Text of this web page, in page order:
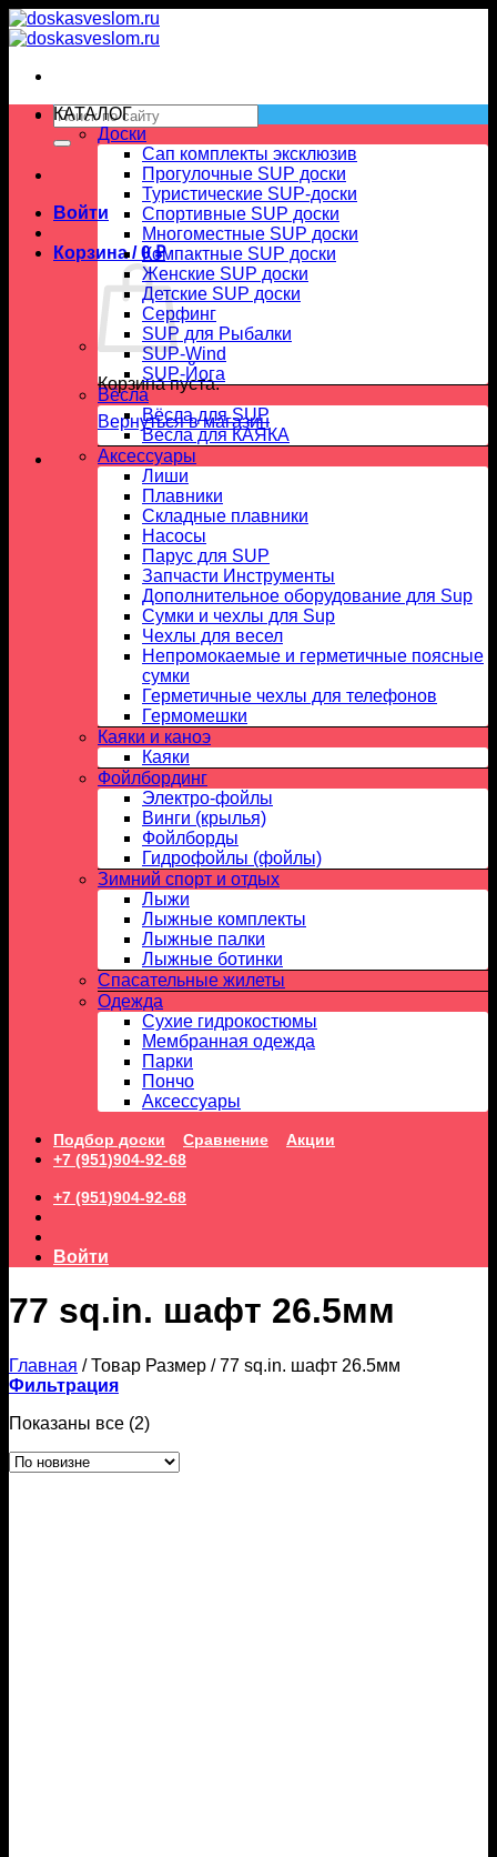
Skip
to
Искать:
Войти
Корзина /0₽
Корзина пуста.
Вернуться в магазин
КАТАЛОГ
Доски
Сап комплекты эксклюзив
Прогулочные SUP доски
Туристические SUP-доски
Спортивные SUP доски
Многоместные SUP доски
Компактные SUP доски
Женские SUP доски
Детские SUP доски
Серфинг
SUP для Рыбалки
SUP-Wind
SUP-Йога
Вёсла
Вёсла для SUP
Весла для КАЯКА
Аксессуары
Лиши
Плавники
Складные плавники
Насосы
Парус для SUP
Запчасти Инструменты
Дополнительное оборудование для Sup
Сумки и чехлы для Sup
Чехлы для весел
Непромокаемые и герметичные поясные
сумки
Герметичные чехлы для телефонов
Гермомешки
Каяки и каноэ
Каяки
Фойлбординг
Электро-фойлы
Винги (крылья)
Фойлборды
Гидрофойлы (фойлы)
Зимний спорт и отдых
Лыжи
Лыжные комплекты
Лыжные палки
Лыжные ботинки
Спасательные жилеты
Одежда
Сухие гидрокостюмы
Мембранная одежда
Парки
Пончо
Аксессуары
Подбор доски Сравнение
Акции
+7 (951)904-92-68
+7 (951)904-92-68
Войти
77 sq.in. шафт 26.5мм
Главная /Товар Размер /77 sq.in. шафт 26.5мм
Фильтрация
Показаны все (2)Сортировка:
недавние